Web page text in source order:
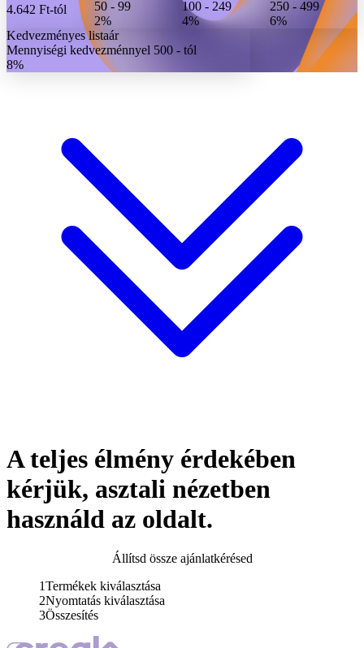
4.642 Ft-tól
50 - 99
2%
100 - 249
4%
250 - 499
6%
Kedvezményes listaár
Mennyiségi kedvezménnyel 500 - tól
8%
A teljes élmény érdekében
kérjük, asztali nézetben
használd az oldalt.
Állítsd össze ajánlatkérésed
1Termékek kiválasztása
2Nyomtatás kiválasztása
3Összesítés